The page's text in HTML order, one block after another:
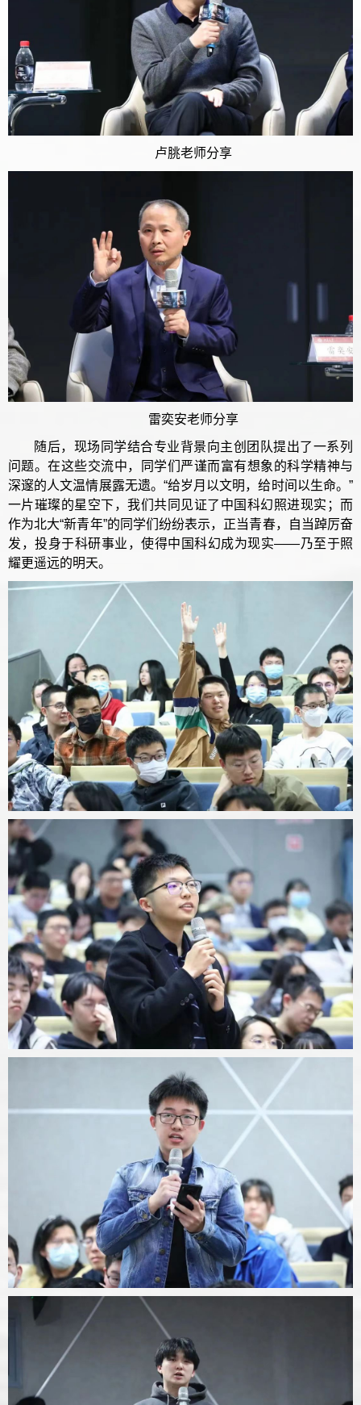
卢朓老师分享
雷奕安老师分享
随后，现场同学结合专业背景向主创团队提出了一系列
问题。在这些交流中，同学们严谨而富有想象的科学精神与
深邃的人文温情展露无遗。“给岁月以文明，给时间以生命。”
一片璀璨的星空下，我们共同见证了中国科幻照进现实；而
作为北大“新青年”的同学们纷纷表示，正当青春，自当踔厉奋
发，投身于科研事业，使得中国科幻成为现实——乃至于照
耀更遥远的明天。